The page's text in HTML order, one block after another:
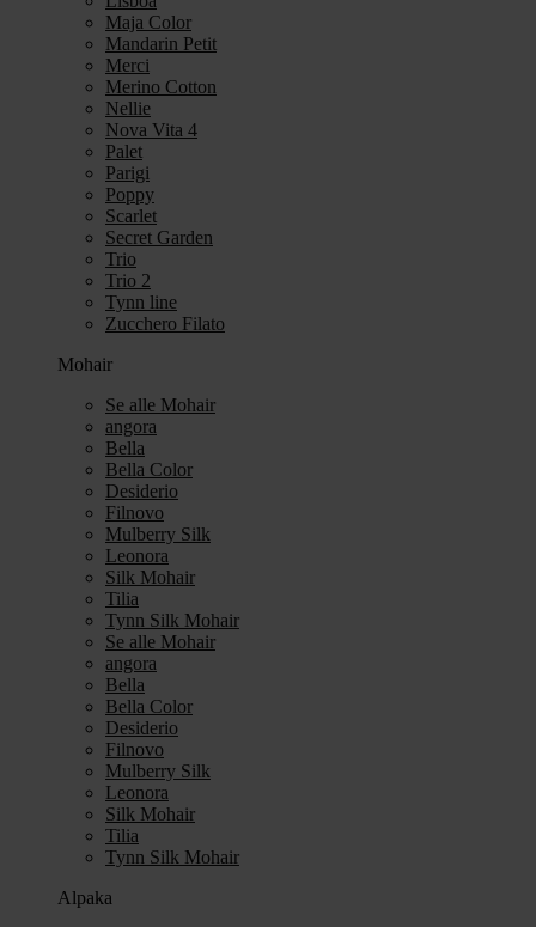
Maja Color
Mandarin Petit
Merci
Merino Cotton
Nellie
Nova Vita 4
Palet
Parigi
Poppy
Scarlet
Secret Garden
Trio
Trio 2
Tynn line
Zucchero Filato
Mohair
Se alle Mohair
angora
Bella
Bella Color
Desiderio
Filnovo
Mulberry Silk
Leonora
Silk Mohair
Tilia
Tynn Silk Mohair
Se alle Mohair
angora
Bella
Bella Color
Desiderio
Filnovo
Mulberry Silk
Leonora
Silk Mohair
Tilia
Tynn Silk Mohair
Alpaka